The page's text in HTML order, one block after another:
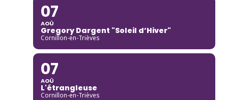
07
AOÛ
Gregory Dargent "Soleil d’Hiver"
Cornillon-en-Trièves
07
AOÛ
L'étrangleuse
Cornillon-en-Trièves